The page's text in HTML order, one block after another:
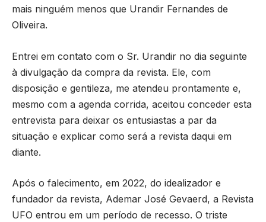
mais ninguém menos que Urandir Fernandes de
Oliveira.
Entrei em contato com o Sr. Urandir no dia seguinte
à divulgação da compra da revista. Ele, com
disposição e gentileza, me atendeu prontamente e,
mesmo com a agenda corrida, aceitou conceder esta
entrevista para deixar os entusiastas a par da
situação e explicar como será a revista daqui em
diante.
Após o falecimento, em 2022, do idealizador e
fundador da revista, Ademar José Gevaerd, a Revista
UFO entrou em um período de recesso. O triste